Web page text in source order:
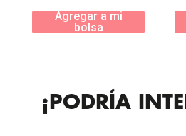
Agregar a mi
bolsa
¡PODRÍA